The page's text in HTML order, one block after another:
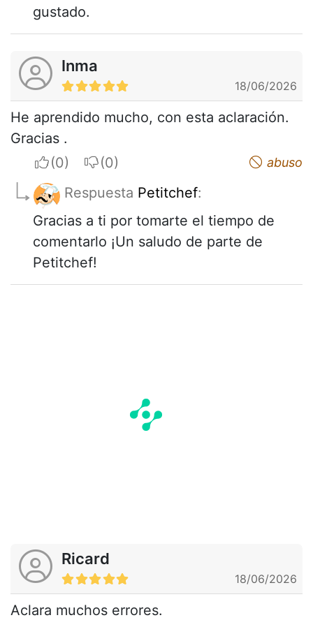
gustado.
Inma
18/06/2026
He aprendido mucho, con esta aclaración.
Gracias .
I apreciateI do not appreciate abuso
Respuesta Petitchef:
Gracias a ti por tomarte el tiempo de
comentarlo ¡Un saludo de parte de
Petitchef!
Ricard
18/06/2026
Aclara muchos errores.